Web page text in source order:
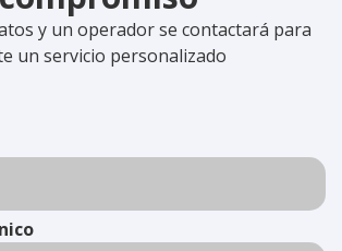
y un operador se contactará para
un servicio personalizado